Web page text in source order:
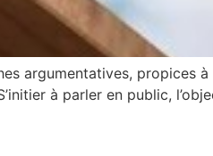
argumentatives, propices
à parler en public,